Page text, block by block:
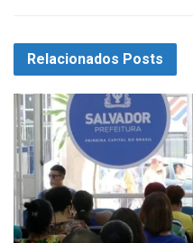
Relacionados Posts